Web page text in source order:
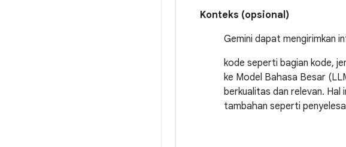
Konteks (opsional)
Gemini dapat mengirimkan
kode seperti bagian kode,
ke Model Bahasa Besar
berkualitas dan relevan. Hal
tambahan seperti